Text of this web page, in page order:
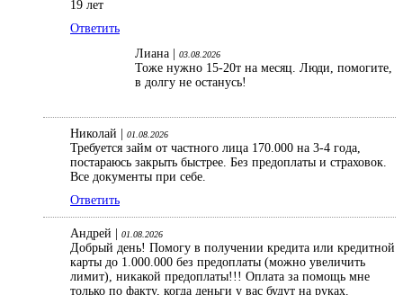
19 лет
Ответить
Лиана | 03.08.2026
Тоже нужно 15-20т на месяц. Люди, помогите,
в долгу не останусь!
Николай | 01.08.2026
Требуется займ от частного лица 170.000 на 3-4 года,
постараюсь закрыть быстрее. Без предоплаты и страховок.
Все документы при себе.
Ответить
Андрей | 01.08.2026
Добрый день! Помогу в получении кредита или кредитной
карты до 1.000.000 без предоплаты (можно увеличить
лимит), никакой предоплаты!!! Оплата за помощь мне
только по факту, когда деньги у вас будут на руках.